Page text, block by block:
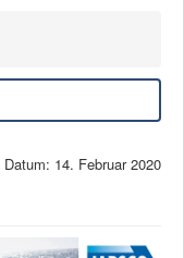
Datum: 14. Februar 2020